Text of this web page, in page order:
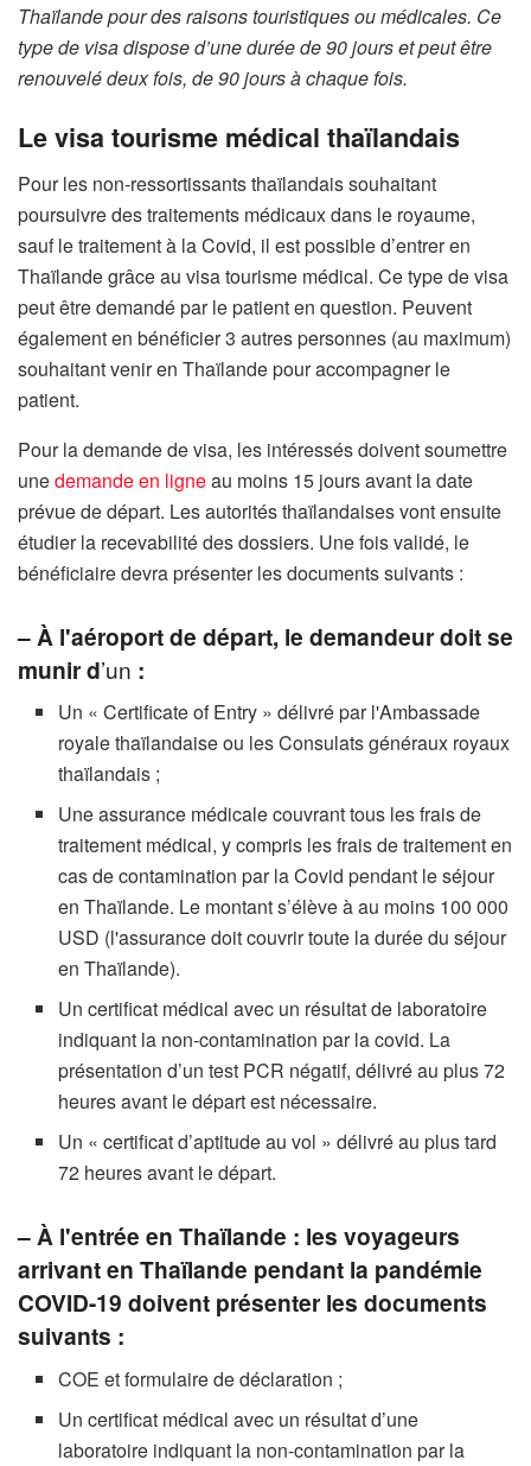
Thaïlande pour des raisons touristiques ou médicales. Ce
type de visa dispose d’une durée de 90 jours et peut être
renouvelé deux fois, de 90 jours à chaque fois.
Le visa tourisme médical thaïlandais
Pour les non-ressortissants thaïlandais souhaitant
poursuivre des traitements médicaux dans le royaume,
sauf le traitement à la Covid, il est possible d’entrer en
Thaïlande grâce au visa tourisme médical. Ce type de visa
peut être demandé par le patient en question. Peuvent
également en bénéficier 3 autres personnes (au maximum)
souhaitant venir en Thaïlande pour accompagner le
patient.
Pour la demande de visa, les intéressés doivent soumettre
unedemande en ligneau moins 15 jours avant la date
prévue de départ. Les autorités thaïlandaises vont ensuite
étudier la recevabilité des dossiers. Une fois validé, le
bénéficiaire devra présenter les documents suivants :
– À l'aéroport de départ, le demandeur doit se
munir d’un :
Un « Certificate of Entry » délivré par l'Ambassade
royale thaïlandaise ou les Consulats généraux royaux
thaïlandais ;
Une assurance médicale couvrant tous les frais de
traitement médical, y compris les frais de traitement en
cas de contamination par la Covid pendant le séjour
en Thaïlande. Le montant s’élève à au moins 100 000
USD (l'assurance doit couvrir toute la durée du séjour
en Thaïlande).
Un certificat médical avec un résultat de laboratoire
indiquant la non-contamination par la covid. La
présentation d’un test PCR négatif, délivré au plus 72
heures avant le départ est nécessaire.
Un « certificat d’aptitude au vol » délivré au plus tard
72 heures avant le départ.
– À l'entrée en Thaïlande : les voyageurs
arrivant en Thaïlande pendant la pandémie
COVID-19 doivent présenter les documents
suivants :
COE et formulaire de déclaration ;
Un certificat médical avec un résultat d’une
laboratoire indiquant la non-contamination par la